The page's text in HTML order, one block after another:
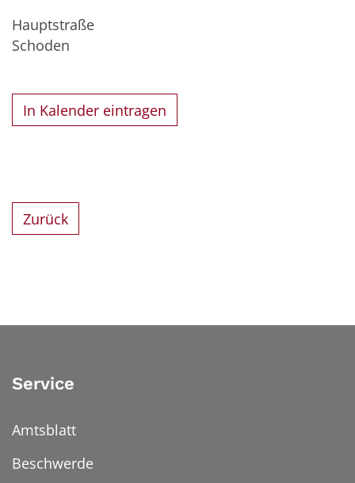
Hauptstraße
Schoden
In Kalender eintragen
Zurück
Service
Amtsblatt
Beschwerde